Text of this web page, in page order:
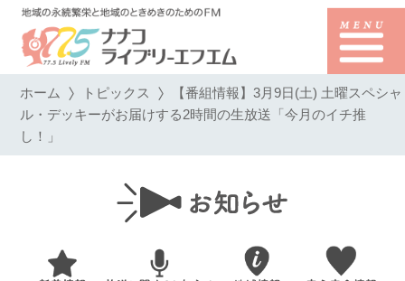
ホーム トピックス 【番組情報】3月9日(土) 土曜スペシャ
ル・デッキーがお届けする2時間の生放送「今月のイチ推
し！」